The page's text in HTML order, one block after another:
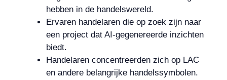
hebben in de handelswereld.
Ervaren handelaren die op zoek zijn naar
een project dat AI-gegenereerde inzichten
biedt.
Handelaren concentreerden zich op LAC
en andere belangrijke handelssymbolen.